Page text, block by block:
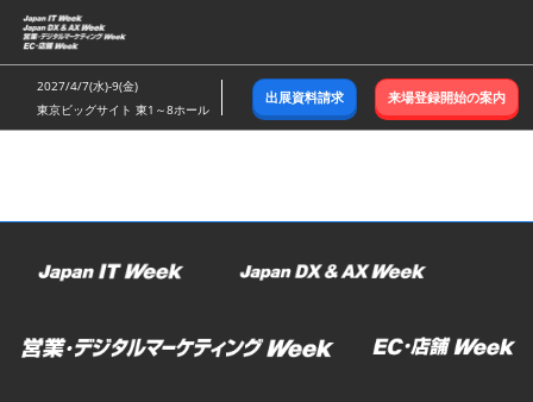
ス
キ
ッ
し
む
2027/4/7(水)-9(金)
東京ビッグサイト 東1～8ホール
出展資料請求 来場登録開始の案内